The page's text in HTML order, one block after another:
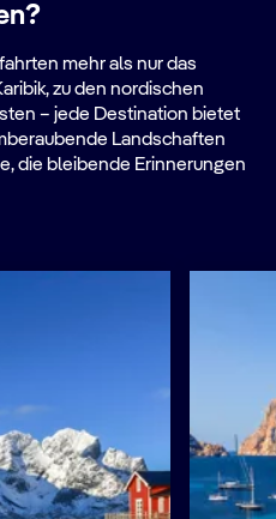
mehr als nur das
zu den nordischen
– jede Destination bietet
Landschaften
die bleibende Erinnerungen